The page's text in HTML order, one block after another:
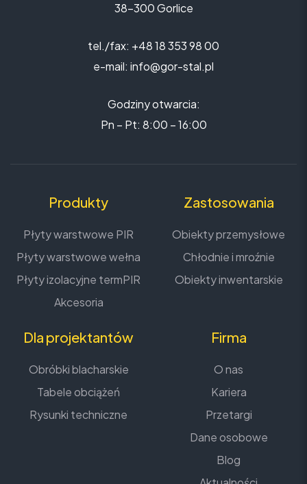
38-300 Gorlice
tel./fax: +48 18 353 98 00
e-mail: info@gor-stal.pl
Godziny otwarcia:
Pn – Pt: 8:00 – 16:00
Produkty
Płyty warstwowe PIR
Płyty warstwowe wełna
Płyty izolacyjne termPIR
Akcesoria
Zastosowania
Obiekty przemysłowe
Chłodnie i mroźnie
Obiekty inwentarskie
Dla projektantów
Obróbki blacharskie
Tabele obciążeń
Rysunki techniczne
Firma
O nas
Kariera
Przetargi
Dane osobowe
Blog